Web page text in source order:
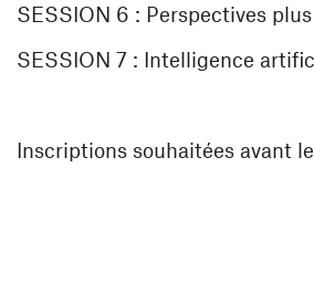
SESSION 6 : Perspectives
SESSION 7 : Intelligence
Inscriptions souhaitées avant